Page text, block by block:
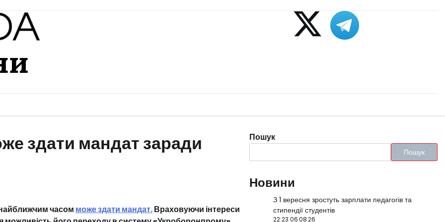
здати мандат заради
часом може здати мандат.Враховуючи інтереси
Пошук
Пошук
Новини
З 1 вересня зростуть зарплати педагогів та
стипендії студентів
22:23 06.08.26